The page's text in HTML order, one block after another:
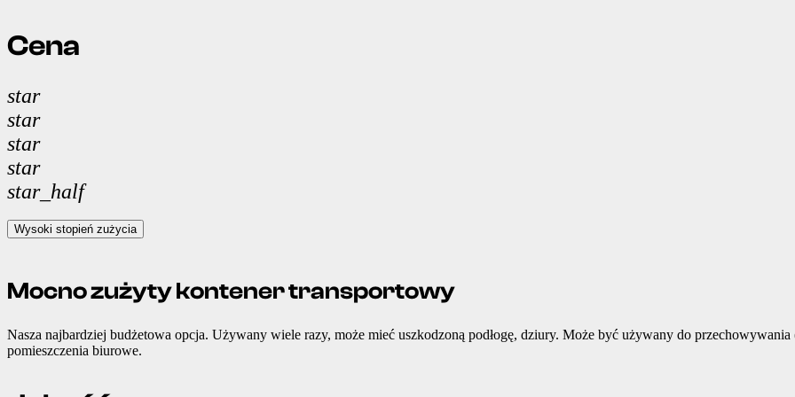
Cena
star
star
star
star
star_half
Wysoki stopień zużycia
Mocno zużyty kontener transportowy
Nasza najbardziej budżetowa opcja. Używany wiele razy, może mieć uszkodzoną podłogę, dziury. Może być używany do
pomieszczenia biurowe.